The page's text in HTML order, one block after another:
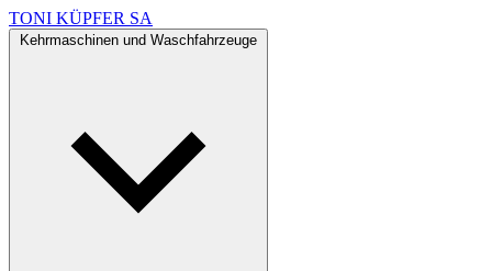
TONI KÜPFER SA